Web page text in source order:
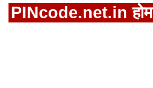
PINcode.net.in होम